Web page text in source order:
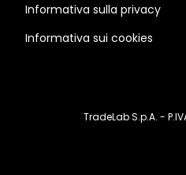
Informativa sulla privacy
Informativa sui cookies
TradeLab S.p.A. -